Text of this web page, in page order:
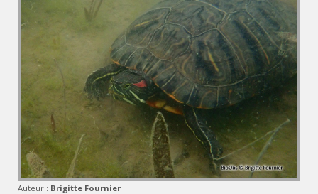
Auteur : Brigitte Fournier